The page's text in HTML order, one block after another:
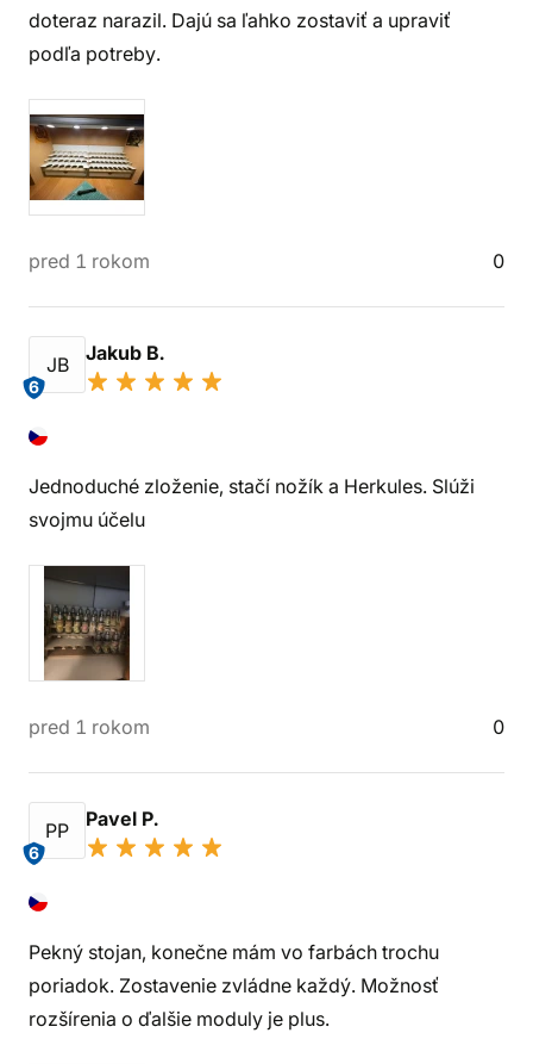
doteraz narazil. Dajú sa ľahko zostaviť a upraviť
podľa potreby.
pred 1 rokom 0
JB
6
Jakub B.
Jednoduché zloženie, stačí nožík a Herkules. Slúži
svojmu účelu
pred 1 rokom 0
PP
6
Pavel P.
Pekný stojan, konečne mám vo farbách trochu
poriadok. Zostavenie zvládne každý. Možnosť
rozšírenia o ďalšie moduly je plus.